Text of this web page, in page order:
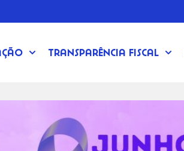
Transparência Fiscal